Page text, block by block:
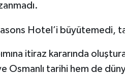
itiraz kararında
Osmanlı tarihi hem de